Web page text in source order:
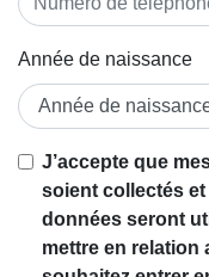
Année de naissance
Si vous
êtes un
être
humain,
J’accepte que
soient collectés
données seront
mettre en relation